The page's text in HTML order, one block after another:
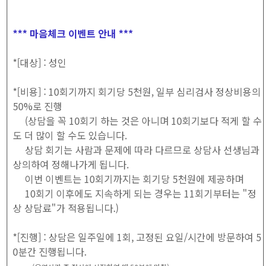
*** 마음체크 이벤트 안내 ***
*[대상] : 성인
*[비용] : 10회기까지 회기당 5천원, 일부 심리검사 정상비용의
50%로 진행
(상담을 꼭 10회기 하는 것은 아니며 10회기보다 적게 할 수
도 더 많이 할 수도 있습니다.
상담 회기는 사람과 문제에 따라 다르므로 상담사 선생님과
상의하여 정해나가게 됩니다.
이번 이벤트는 10회기까지는 회기당 5천원에 제공하며
10회기 이후에도 지속하게 되는 경우는 11회기부터는 "정
상 상담료"가 적용됩니다.)
*[진행] : 상담은 일주일에 1회, 고정된 요일/시간에 방문하여 5
0분간 진행됩니다.